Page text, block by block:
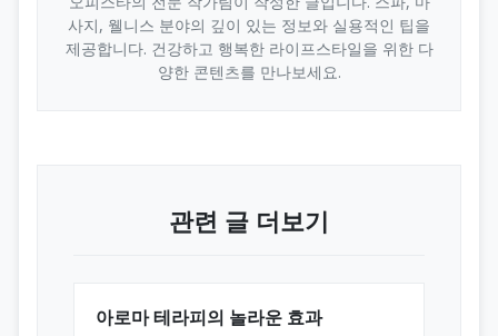
사지, 웰니스 분야의 깊이 있는 정보와 실용적인 팁을
제공합니다. 건강하고 행복한 라이프스타일을 위한 다
양한 콘텐츠를 만나보세요.
관련 글 더보기
아로마 테라피의 놀라운 효과